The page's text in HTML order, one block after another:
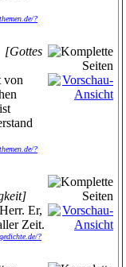
?
[Gottes
von
?
Er,
Zeit.
?